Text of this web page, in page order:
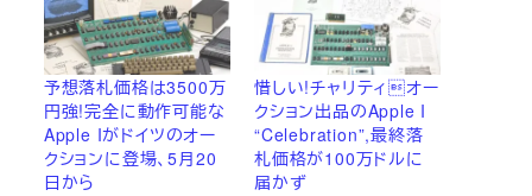
予想落札価格は3500万
円強!完全に動作可能な
Apple Iがドイツのオー
クションに登場、5月20
日から
惜しい!チャリティオー
クション出品のApple I
“Celebration”,最終落
札価格が100万ドルに
届かず